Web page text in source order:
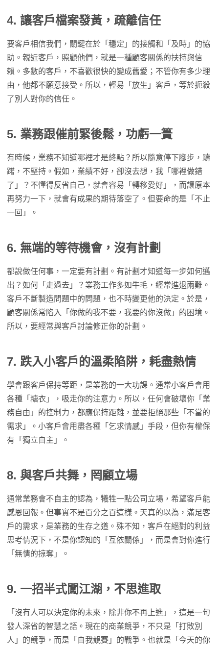
4. 讓客戶檔案發黃，疏離信任
要客戶相信我們，關鍵在於「穩定」的接觸和「及時」的協
助。親近客戶，照顧他們，就是一種顧客關係的扶持與信
賴。多數的客戶，不喜歡很快的變成舊愛；不管你有多少理
由，他都不願意接受。所以，輕易「放生」客戶，等於扼殺
了別人對你的信任。
5. 業務跟催前緊後鬆，功虧一簣
有時候，業務不知道哪裡才是終點？所以隨意停下腳步，躊
躇，不堅持。假如，業績不好，卻沒去想，我「哪裡做錯
了」？不懂得反省自己，就會容易「轉移愛好」，而讓原本
再努力一下，就會有成果的期待落空了。但要命的是「不止
一回」。
6. 無端的等待機會，沒有計劃
都說做任何事，一定要有計劃。有計劃才知道每一步如何邁
出？如何「走過去」？業務工作多如牛毛，經常進退兩難。
客戶不斷製造問題中的問題，也不時變更他的決定。於是，
顧客關係常陷入「你做的我不要，我要的你沒做」的困境。
所以，要經常與客戶討論修正你的計劃。
7. 跌入小客戶的溫柔陷阱，耗盡熱情
學會跟客戶保持等距，是業務的一大功課。通常小客戶會用
各種「糖衣」，吸走你的注意力。所以，任何會破壞你「業
務自由」的控制力，都應保持距離，並要拒絕那些「不當的
需求」。小客戶會用盡各種「乞求情感」手段，但你有權保
有「獨立自主」。
8. 與客戶共舞，罔顧立場
通常業務會不自主的認為，犧牲一點公司立場，希望客戶能
感恩回報。但事實不是百分之百這樣。天真的以為，滿足客
戶的需求，是業務的生存之道。殊不知，客戶在絕對的利益
思考情況下，不是你認知的「互依關係」，而是會對你進行
「無情的掠奪」。
9. 一招半式闖江湖，不思進取
「沒有人可以決定你的未來，除非你不再上進」，這是一句
發人深省的智慧之語。現在的商業競爭，不只是「打敗別
人」的競爭，而是「自我競賽」的戰爭。也就是「今天的你